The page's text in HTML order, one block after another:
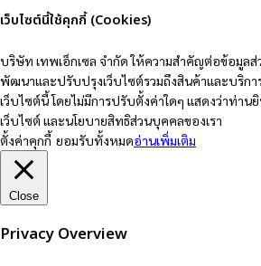
เว็บไซต์นี้ใช้คุกกี้ (Cookies)
บริษัท เทพเอ็กเซล จำกัด ให้ความสำคัญต่อข้อมูล
พัฒนาและปรับปรุงเว็บไซต์รวมถึงสินค้าและบริกา
เว็บไซต์นี้ โดยไม่มีการปรับตั้งค่าใดๆ แสดงว่าท่า
เว็บไซต์ และนโยบายสิทธิส่วนบุคคลของเรา
ตั้งค่าคุกกี้ ยอมรับทั้งหมดอ่านเพิ่มเติม
Close
Privacy Overview